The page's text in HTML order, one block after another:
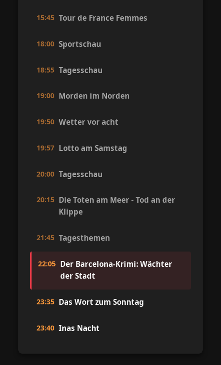
15:45 Tour de France Femmes
18:00 Sportschau
18:55 Tagesschau
19:00 Morden im Norden
19:50 Wetter vor acht
19:57 Lotto am Samstag
20:00 Tagesschau
20:15 Die Toten am Meer - Tod an der
Klippe
21:45 Tagesthemen
22:05 Der Barcelona-Krimi: Wächter
der Stadt
23:35 Das Wort zum Sonntag
23:40 Inas Nacht